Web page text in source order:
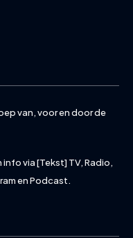
van, voor en door de
via [Tekst] TV, Radio,
en Podcast.